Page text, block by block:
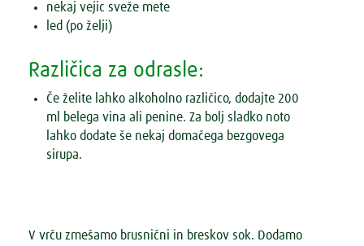
nekaj vejic sveže mete
led (po želji)
Različica za odrasle:
Če želite lahko alkoholno različico, dodajte 200
ml belega vina ali penine. Za bolj sladko noto
lahko dodate še nekaj domačega bezgovega
sirupa.
V vrču zmešamo brusnični in breskov sok. Dodamo